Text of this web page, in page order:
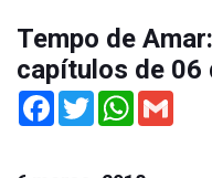
Tempo de
capítulos de 06
Facebook
TwitterWhatsApp